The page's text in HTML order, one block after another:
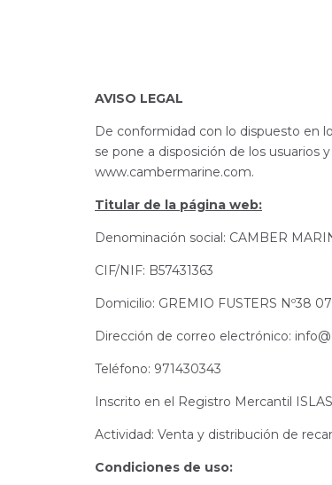
AVISO LEGAL
De conformidad con lo dispuesto en
se pone a disposición de los
www.cambermarine.com.
Titular de la página web:
Denominación social: CAMBER
CIF/NIF: B57431363
Domicilio: GREMIO FUSTERS Nº38
Dirección de correo electrónico:
Teléfono: 971430343
Inscrito en el Registro Mercantil
Actividad: Venta y distribución de
Condiciones de uso: